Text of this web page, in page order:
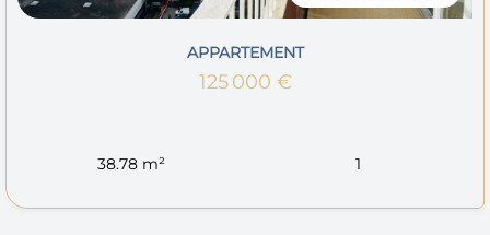
APPARTEMENT
125 000 €
38.78 m² 1